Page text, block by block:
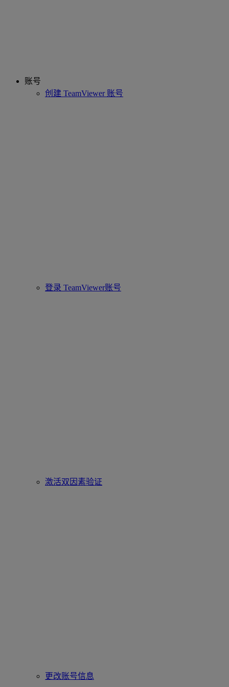
账号
创建 TeamViewer 账号
登录 TeamViewer账号
激活双因素验证
更改账号信息